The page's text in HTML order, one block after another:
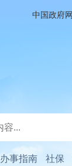
中国政府网
办事指南 社保